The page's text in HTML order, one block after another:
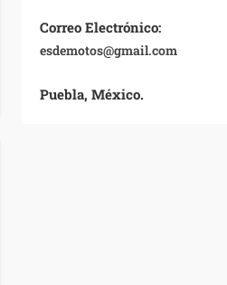
Correo Electrónico:
esdemotos@gmail.com
Puebla, México.